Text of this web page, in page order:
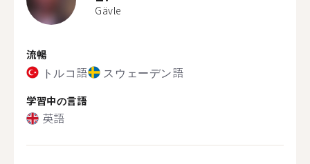
Gävle
流暢
トルコ語 スウェーデン語
学習中の言語
英語